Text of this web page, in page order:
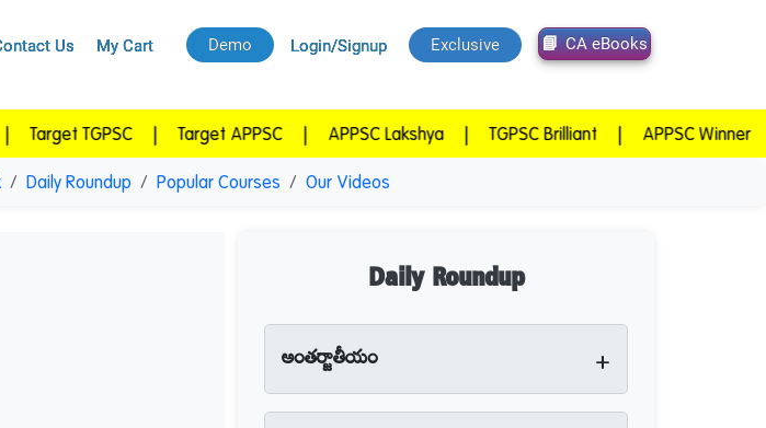
Daily Roundup Popular Courses Our Videos
Daily Roundup
అంతర్జాతీయం +
Us My Cart Demo Login/Signup Exclusive CA eBooks
Target APPSC | APPSC Lakshya | TGPSC Brilliant | APPSC Winner |